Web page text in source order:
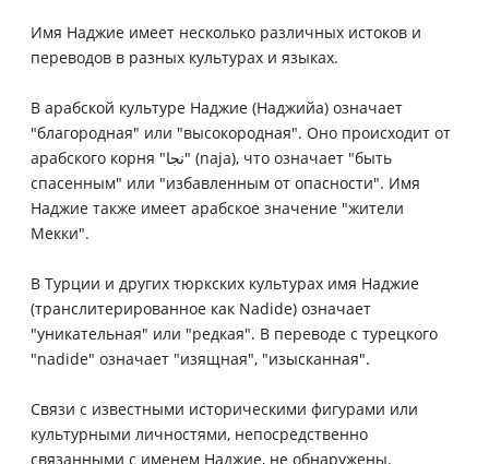
Имя Наджие имеет несколько различных истоков и
переводов в разных культурах и языках.
В арабской культуре Наджие (Наджийа) означает
"благородная" или "высокородная". Оно происходит от
арабского корня "نجا" (naja), что означает "быть
спасенным" или "избавленным от опасности". Имя
Наджие также имеет арабское значение "жители
Мекки".
В Турции и других тюркских культурах имя Наджие
(транслитерированное как Nadide) означает
"уникательная" или "редкая". В переводе с турецкого
"nadide" означает "изящная", "изысканная".
Связи с известными историческими фигурами или
культурными личностями, непосредственно
связанными с именем Наджие, не обнаружены.